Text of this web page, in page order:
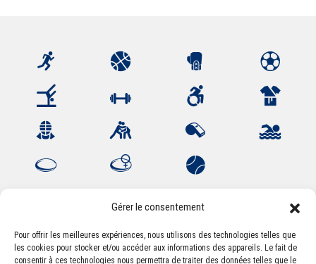
Gérer le consentement
Pour offrir les meilleures expériences, nous utilisons des technologies telles que
les cookies pour stocker et/ou accéder aux informations des appareils. Le fait de
consentir à ces technologies nous permettra de traiter des données telles que le
Association Sportive Montferrandaise